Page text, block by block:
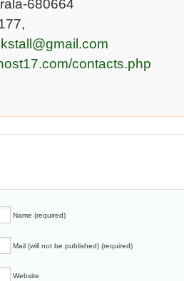
680664
contacts.php
Name (required)
Mail (will not be published) (required)
Website